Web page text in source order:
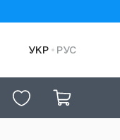
УКР РУС